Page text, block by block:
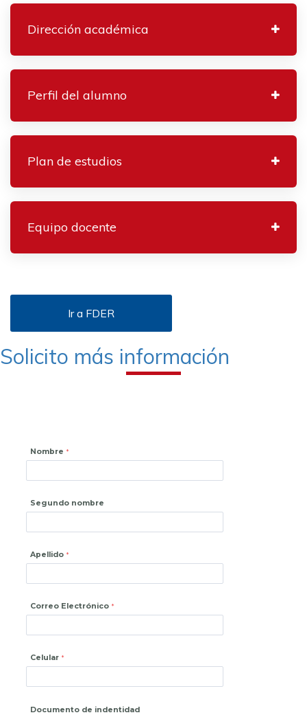
Dirección académica
Perfil del alumno
Plan de estudios
Equipo docente
Ir a FDER
Solicito más información
Nombre
Segundo nombre
Apellido
Correo Electrónico
Celular
Documento de indentidad